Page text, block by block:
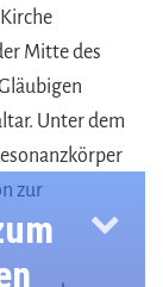
Mitte des
Unter dem
zur